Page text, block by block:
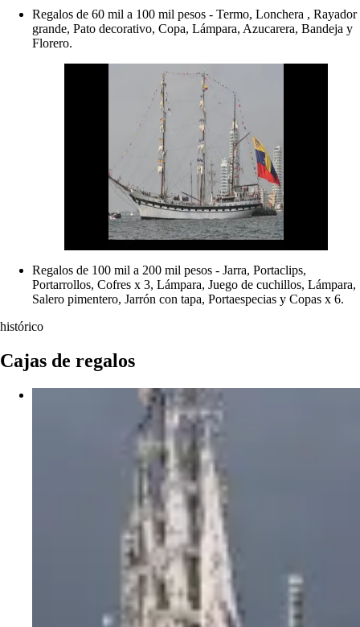
Regalos de 60 mil a 100 mil pesos - Termo, Lonchera , Rayador
grande, Pato decorativo, Copa, Lámpara, Azucarera, Bandeja y
Florero.
Regalos de 100 mil a 200 mil pesos - Jarra, Portaclips,
Portarrollos, Cofres x 3, Lámpara, Juego de cuchillos, Lámpara,
Salero pimentero, Jarrón con tapa, Portaespecias y Copas x 6.
histórico
Cajas de regalos